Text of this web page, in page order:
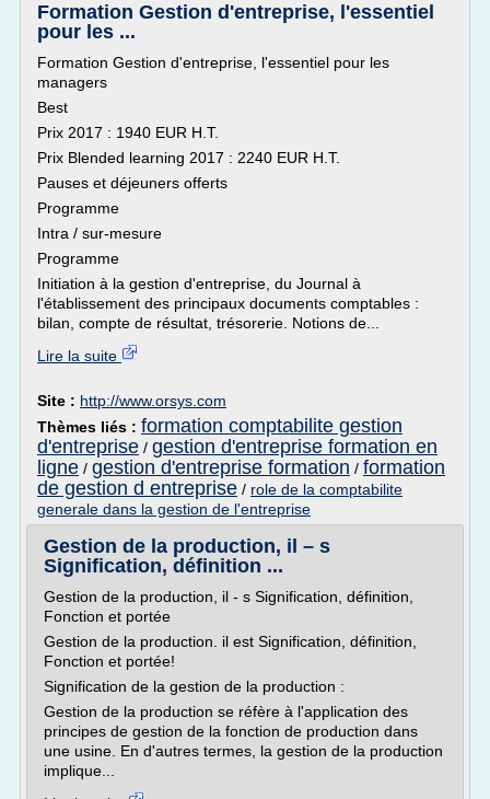
Formation Gestion d'entreprise, l'essentiel
pour les ...
Formation Gestion d'entreprise, l'essentiel pour les
managers
Best
Prix 2017 : 1940 EUR H.T.
Prix Blended learning 2017 : 2240 EUR H.T.
Pauses et déjeuners offerts
Programme
Intra / sur-mesure
Programme
Initiation à la gestion d'entreprise, du Journal à
l'établissement des principaux documents comptables :
bilan, compte de résultat, trésorerie. Notions de...
Lire la suite
Site : http://www.orsys.com
Thèmes liés : formation comptabilite gestion
d'entreprise / gestion d'entreprise formation en
ligne / gestion d'entreprise formation / formation
de gestion d entreprise / role de la comptabilite
generale dans la gestion de l'entreprise
Gestion de la production, il – s
Signification, définition ...
Gestion de la production, il - s Signification, définition,
Fonction et portée
Gestion de la production. il est Signification, définition,
Fonction et portée!
Signification de la gestion de la production :
Gestion de la production se réfère à l'application des
principes de gestion de la fonction de production dans
une usine. En d'autres termes, la gestion de la production
implique...